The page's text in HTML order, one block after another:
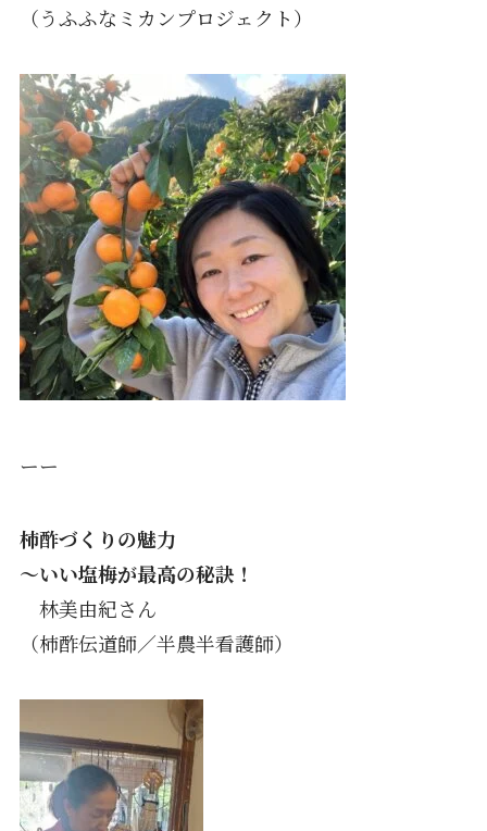
（うふふなミカンプロジェクト）
ーー
柿酢づくりの魅力
〜いい塩梅が最高の秘訣！
林美由紀さん
（柿酢伝道師／半農半看護師）